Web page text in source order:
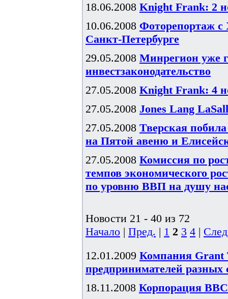
18.06.2008 Knight Frank: 2
10.06.2008 Фоторепортаж с
Санкт-Петербурге
29.05.2008 Минрегион уже
инвестзаконодательство
27.05.2008 Knight Frank: 4
27.05.2008 Jones Lang
27.05.2008 Тверская
на Пятой авеню и
27.05.2008 Комиссия по
темпов экономического
по уровню ВВП на душу
Новости 21 - 40 из 72
Начало | Пред. | 1 2 3 4 |
12.01.2009 Компания Grant
предпринимателей разных
18.11.2008 Корпорация